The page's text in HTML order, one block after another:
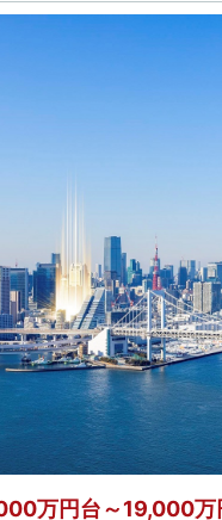
万円台～19,000万